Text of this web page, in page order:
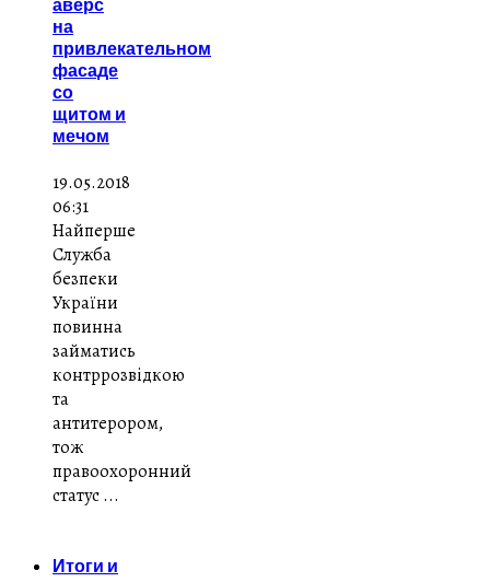
аверс
на
привлекательном
фасаде
со
щитом и
мечом
19.05.2018
06:31
Найперше
Служба
безпеки
України
повинна
займатись
контррозвідкою
та
антитерором,
тож
правоохоронний
статус ...
Итоги и